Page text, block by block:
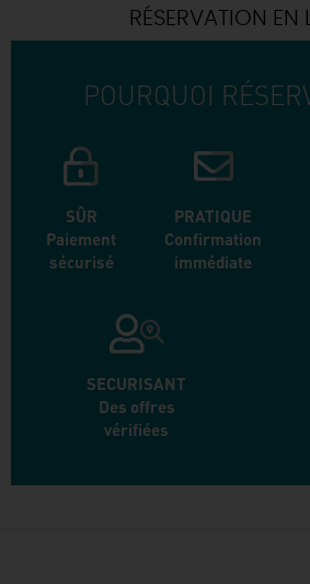
RÉSERVATION EN
POURQUOI
SÛR
Paiement
sécurisé
PRATIQUE
Confirmation
immédiate
SECURISANT
Des offres
vérifiées